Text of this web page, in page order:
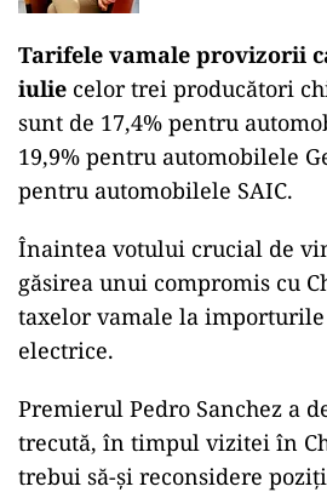
Tarifele vamale provizorii
iulie celor trei producători
sunt de 17,4% pentru
19,9% pentru automobilele
pentru automobilele SAIC.
Înaintea votului crucial de
găsirea unui compromis cu
taxelor vamale la
electrice.
Premierul Pedro Sanchez a
trecută, în timpul vizitei în
trebui să-şi reconsidere